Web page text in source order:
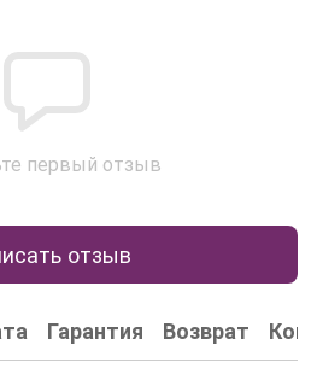
первый отзыв
отзыв
Гарантия Возврат